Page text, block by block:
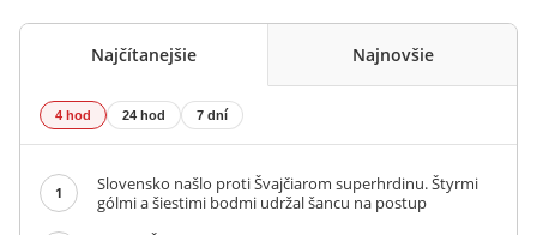
Najčítanejšie Najnovšie
4 hod 24 hod 7 dní
1
Slovensko našlo proti Švajčiarom superhrdinu. Štyrmi
gólmi a šiestimi bodmi udržal šancu na postup